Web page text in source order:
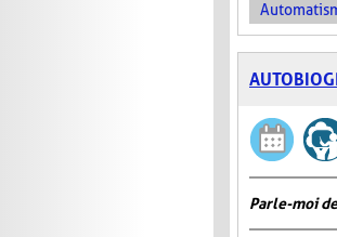
Parle-moi